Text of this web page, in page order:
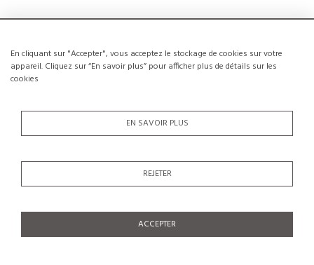
En cliquant sur "Accepter", vous acceptez le stockage de cookies sur votre
appareil. Cliquez sur “En savoir plus” pour afficher plus de détails sur les
cookies
EN SAVOIR PLUS
REJETER
ACCEPTER
NOUVEAUX CLIENTS
La création d’un compte a de nombreux avantages: sauvegarder la liste de vos
CRÉER UN COMPTE